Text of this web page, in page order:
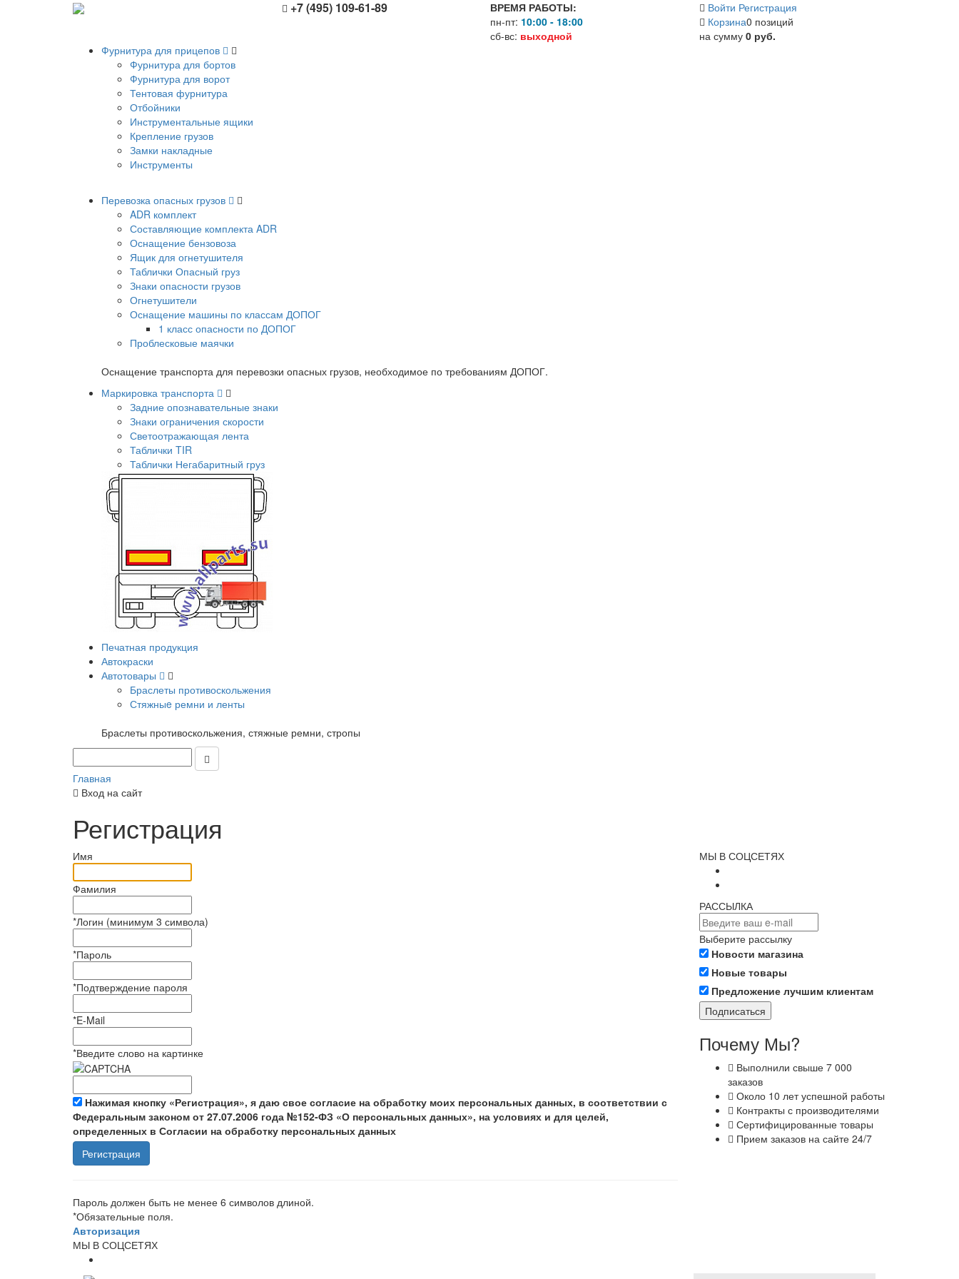
+7 (495) 109-61-89
ВРЕМЯ РАБОТЫ:
пн-пт: 10:00 - 18:00
сб-вс: выходной
Войти Регистрация
Корзина0 позиций
на сумму 0 руб.
Фурнитура для прицепов
Фурнитура для бортов
Фурнитура для ворот
Тентовая фурнитура
Отбойники
Инструментальные ящики
Крепление грузов
Замки накладные
Инструменты
Перевозка опасных грузов
ADR комплект
Составляющие комплекта ADR
Оснащение бензовоза
Ящик для огнетушителя
Таблички Опасный груз
Знаки опасности грузов
Огнетушители
Оснащение машины по классам ДОПОГ
1 класс опасности по ДОПОГ
Проблесковые маячки
Оснащение транспорта для перевозки опасных грузов, необходимое по требованиям ДОПОГ.
Маркировка транспорта
Задние опознавательные знаки
Знаки ограничения скорости
Светоотражающая лента
Таблички TIR
Таблички Негабаритный груз
Печатная продукция
Автокраски
Автотовары
Браслеты противоскольжения
Стяжныe ремни и ленты
Браслеты противоскольжения, стяжные ремни, стропы
Главная
Вход на сайт
Регистрация
Имя
Фамилия
*Логин (минимум 3 символа)
*Пароль
*Подтверждение пароля
*E-Mail
*Введите слово на картинке
Нажимая кнопку «Регистрация», я даю свое согласие на обработку моих персональных данных, в соответствии с
Федеральным законом от 27.07.2006 года №152-ФЗ «О персональных данных», на условиях и для целей,
определенных в Согласии на обработку персональных данных
Пароль должен быть не менее 6 символов длиной.
*Обязательные поля.
Авторизация
МЫ В СОЦСЕТЯХ
РАССЫЛКА
Выберите рассылку
Новости магазина
Новые товары
Предложение лучшим клиентам
Подписаться
Почему Мы?
Выполнили свыше 7 000
заказов
Около 10 лет успешной работы
Контракты с производителями
Сертифицированные товары
Прием заказов на сайте 24/7
МЫ В СОЦСЕТЯХ